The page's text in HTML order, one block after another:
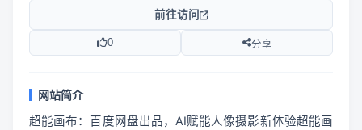
前往访问
0 分享
网站简介
超能画布：百度网盘出品，AI赋能人像摄影新体验超能画